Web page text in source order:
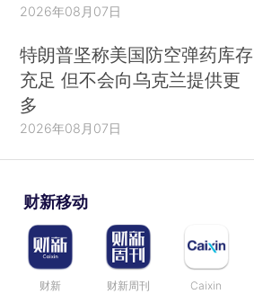
2026年08月07日
特朗普坚称美国防空弹药库存
充足 但不会向乌克兰提供更
多
2026年08月07日
财新移动
财新 财新周刊 Caixin